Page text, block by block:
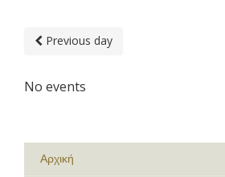
Previous day
No events
Αρχική